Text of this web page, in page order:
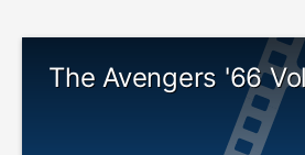
The Avengers '66